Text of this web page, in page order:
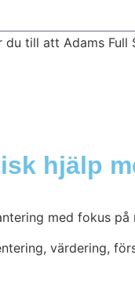
till att Adams
hjälp
med fokus
värdering,